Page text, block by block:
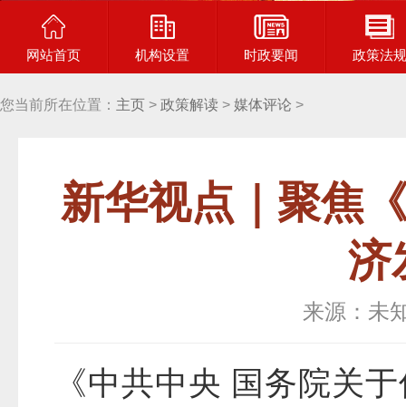
网站首页 机构设置 时政要闻 政策法规
您当前所在位置： 主页 > 政策解读 > 媒体评论 >
新华视点｜聚焦
济
来源：未
《中共中央 国务院关